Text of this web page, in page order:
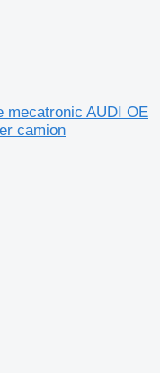
mecatronic AUDI OE
camion